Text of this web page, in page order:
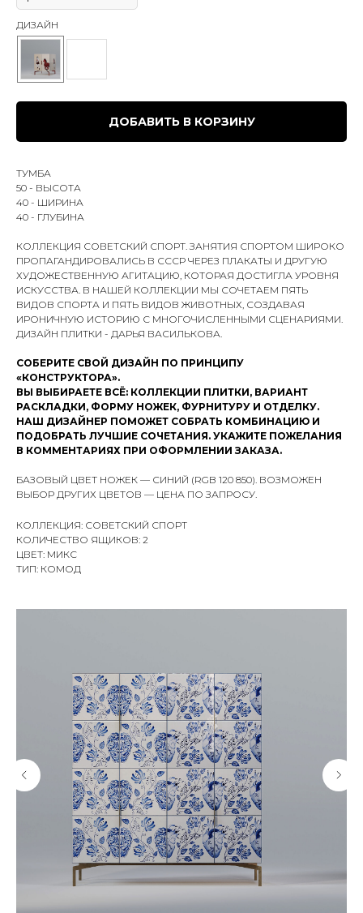
ДИЗАЙН
ДОБАВИТЬ В КОРЗИНУ
ТУМБА
50 - ВЫСОТА
40 - ШИРИНА
40 - ГЛУБИНА
КОЛЛЕКЦИЯ СОВЕТСКИЙ СПОРТ. ЗАНЯТИЯ СПОРТОМ ШИРОКО
ПРОПАГАНДИРОВАЛИСЬ В СССР ЧЕРЕЗ ПЛАКАТЫ И ДРУГУЮ
ХУДОЖЕСТВЕННУЮ АГИТАЦИЮ, КОТОРАЯ ДОСТИГЛА УРОВНЯ
ИСКУССТВА. В НАШЕЙ КОЛЛЕКЦИИ МЫ СОЧЕТАЕМ ПЯТЬ
ВИДОВ СПОРТА И ПЯТЬ ВИДОВ ЖИВОТНЫХ, СОЗДАВАЯ
ИРОНИЧНУЮ ИСТОРИЮ С МНОГОЧИСЛЕННЫМИ СЦЕНАРИЯМИ.
ДИЗАЙН ПЛИТКИ - ДАРЬЯ ВАСИЛЬКОВА.
СОБЕРИТЕ СВОЙ ДИЗАЙН ПО ПРИНЦИПУ
«КОНСТРУКТОРА».
ВЫ ВЫБИРАЕТЕ ВСЁ: КОЛЛЕКЦИИ ПЛИТКИ, ВАРИАНТ
РАСКЛАДКИ, ФОРМУ НОЖЕК, ФУРНИТУРУ И ОТДЕЛКУ.
НАШ ДИЗАЙНЕР ПОМОЖЕТ СОБРАТЬ КОМБИНАЦИЮ И
ПОДОБРАТЬ ЛУЧШИЕ СОЧЕТАНИЯ. УКАЖИТЕ ПОЖЕЛАНИЯ
В КОММЕНТАРИЯХ ПРИ ОФОРМЛЕНИИ ЗАКАЗА.
БАЗОВЫЙ ЦВЕТ НОЖЕК — СИНИЙ (RGB 120 850). ВОЗМОЖЕН
ВЫБОР ДРУГИХ ЦВЕТОВ — ЦЕНА ПО ЗАПРОСУ.
КОЛЛЕКЦИЯ: СОВЕТСКИЙ СПОРТ
КОЛИЧЕСТВО ЯЩИКОВ: 2
ЦВЕТ: МИКС
ТИП: КОМОД